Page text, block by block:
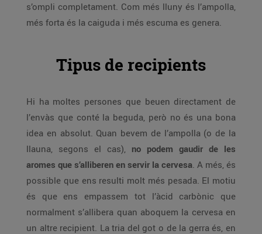
s’ompli completament. Com més lluny és l’ampolla,
més forta és la caiguda i més escuma es genera.
Tipus de recipients
Hi ha moltes persones que beuen directament de
l’envàs que conté la beguda, però no és una bona
idea en absolut. Quan bevem de l’ampolla (o de la
llauna, segons el cas), no podem gaudir de les
aromes que s’alliberen en servir la cervesa. A més, és
possible que ens resulti molt més pesada. El motiu
és que ens empassem tot l’àcid carbònic que
normalment s’allibera quan aboquem la cervesa en
un altre recipient. La tria del got o de la gerra és, en